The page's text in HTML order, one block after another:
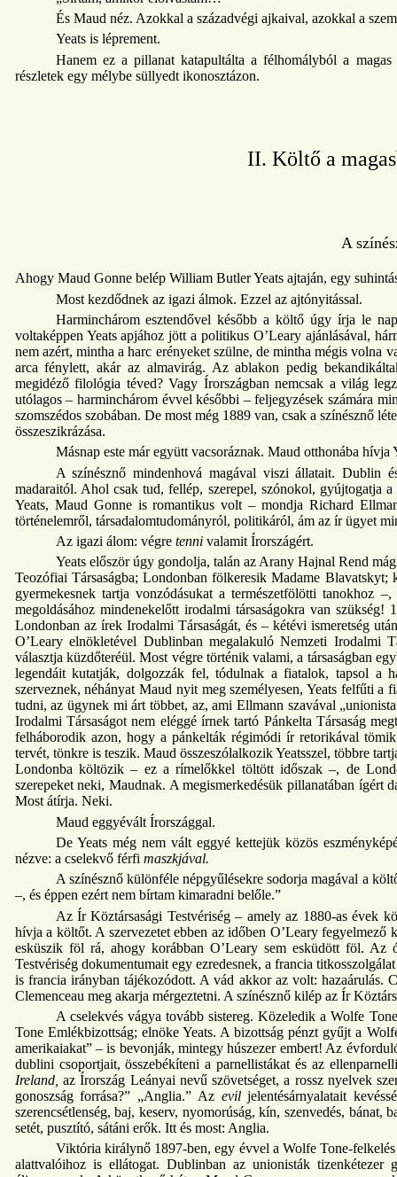
És Maud néz. Azokkal a századvégi ajkaival, azokkal a
Yeats is léprement.
Hanem ez a pillanat katapultálta a félhomályból a
részletek egy mélybe süllyedt ikonosztázon.
II. Költő a
A
Ahogy Maud Gonne belép William Butler Yeats ajtaján, egy
Most kezdődnek az igazi álmok. Ezzel az ajtónyitással.
Harminchárom esztendővel később a költő úgy írja le
voltaképpen Yeats apjához jött a politikus O’Leary ajánlásával,
nem azért, mintha a harc erényeket szülne, de mintha mégis volna
arca fénylett, akár az almavirág. Az ablakon pedig
megidéző filológia téved? Vagy Írországban nemcsak a világ
utólagos – harminchárom évvel későbbi – feljegyzések számára
szomszédos szobában. De most még 1889 van, csak a színésznő
összeszikrázása.
Másnap este már együtt vacsoráznak. Maud otthonába
A színésznő mindenhová magával viszi állatait. Dublin
madaraitól. Ahol csak tud, fellép, szerepel, szónokol, gyújtogatja
Yeats, Maud Gonne is romantikus volt – mondja Richard
történelemről, társadalomtudományról, politikáról, ám az ír ügyet
Az igazi álom: végre tennivalamit Írországért.
Yeats először úgy gondolja, talán az Arany Hajnal Rend
Teozófiai Társaságba; Londonban fölkeresik Madame
gyermekesnek tartja vonzódásukat a természetfölötti
megoldásához mindenekelőtt irodalmi társaságokra van
Londonban az írek Irodalmi Társaságát, és – kétévi ismeretség
O’Leary elnökletével Dublinban megalakuló Nemzeti Irodalmi
választja küzdőteréül. Most végre történik valami, a társaságban
legendáit kutatják, dolgozzák fel, tódulnak a fiatalok, tapsol a
szerveznek, néhányat Maud nyit meg személyesen, Yeats felfűti a
tudni, az ügynek mi árt többet, az, ami Ellmann szavával
Irodalmi Társaságot nem eléggé írnek tartó Pánkelta Társaság
felháborodik azon, hogy a pánkelták régimódi ír retorikával
tervét, tönkre is teszik. Maud összeszólalkozik Yeatsszel, többre
Londonba költözik – ez a rímelőkkel töltött időszak –, de
szerepeket neki, Maudnak. A megismerkedésük pillanatában ígért
Most átírja. Neki.
Maud eggyévált Írországgal.
De Yeats még nem vált eggyé kettejük közös
nézve: a cselekvő férfi maszkjával.
A színésznő különféle népgyűlésekre sodorja magával a
–, és éppen ezért nem bírtam kimaradni belőle.”
Az Ír Köztársasági Testvériség – amely az 1880-as évek
hívja a költőt. A szervezetet ebben az időben O’Leary fegyelmező
esküszik föl rá, ahogy korábban O’Leary sem esküdött föl. Az
Testvériség dokumentumait egy ezredesnek, a francia
is francia irányban tájékozódott. A vád akkor az volt: hazaárulás.
Clemenceau meg akarja mérgeztetni. A színésznő kilép az Ír
A cselekvés vágya tovább sistereg. Közeledik a Wolfe
Tone Emlékbizottság; elnöke Yeats. A bizottság pénzt gyűjt a
amerikaiakat” – is bevonják, mintegy húszezer embert! Az
dublini csoportjait, összebékíteni a parnellistákat és az
Ireland, az Írország Leányai nevű szövetséget, a rossz nyelvek
gonoszság forrása?” „Anglia.” Az eviljelentésárnyalatait
szerencsétlenség, baj, keserv, nyomorúság, kín, szenvedés, bánat,
setét, pusztító, sátáni erők. Itt és most: Anglia.
Viktória királynő 1897-ben, egy évvel a Wolfe Tone-
alattvalóihoz is ellátogat. Dublinban az unionisták tizenkétezer